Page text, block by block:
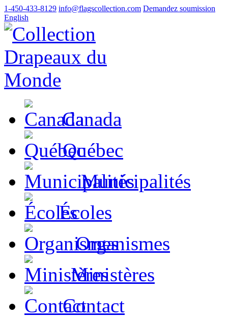
1‑450‑433‑8129 info@flagscollection.com Demandez soumission
English
Canada
Québec
Municipalités
Écoles
Organismes
Ministères
Contact